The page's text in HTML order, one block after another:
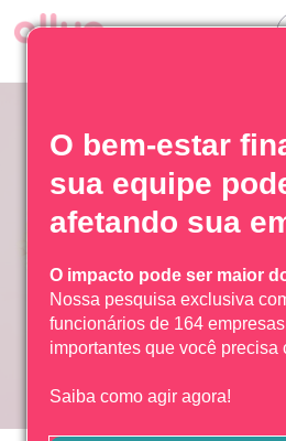
O bem-estar
sua equipe
afetando sua
O impacto pode ser maior
Nossa pesquisa exclusiva
funcionários de 164
importantes que você precisa
Saiba como agir agora!